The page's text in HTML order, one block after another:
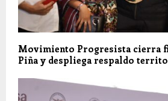
Movimiento Progresista cierra
Piña y despliega respaldo